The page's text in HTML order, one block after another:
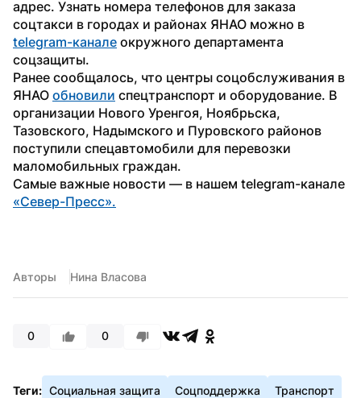
адрес. Узнать номера телефонов для заказа
telegram-канале окружного департамента
соцзащиты.
Ранее сообщалось, что центры соцобслуживания в
ЯНАО обновили спецтранспорт и оборудование. В
организации Нового Уренгоя, Ноябрьска,
Тазовского, Надымского и Пуровского районов
поступили спецавтомобили для перевозки
маломобильных граждан.
«Север-Пресс».
Авторы Нина Власова
0 0
Теги: Социальная защита Соцподдержка Транспорт